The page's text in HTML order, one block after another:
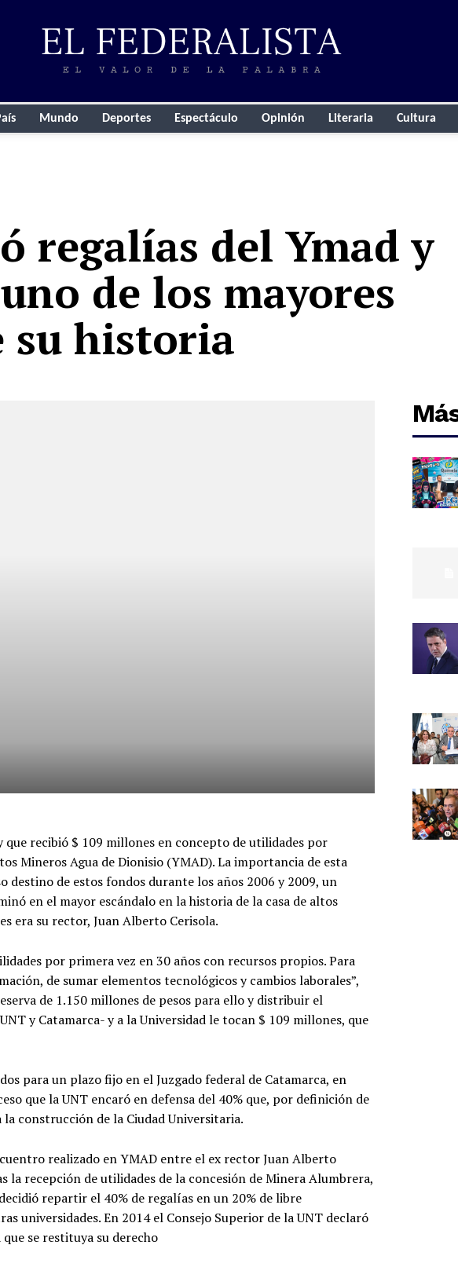
Mundo Deportes Espectáculo Opinión Literaria Cultura
regalías del Ymad y
de los mayores
su historia
recibió $ 109 millones en concepto de utilidades por
Mineros Agua de Dionisio (YMAD). La importancia de esta
de estos fondos durante los años 2006 y 2009, un
en el mayor escándalo en la historia de la casa de altos
era su rector, Juan Alberto Cerisola.
por primera vez en 30 años con recursos propios. Para
de sumar elementos tecnológicos y cambios laborales”,
de 1.150 millones de pesos para ello y distribuir el
y Catamarca- y a la Universidad le tocan $ 109 millones, que
para un plazo fijo en el Juzgado federal de Catamarca, en
que la UNT encaró en defensa del 40% que, por definición de
construcción de la Ciudad Universitaria.
realizado en YMAD entre el ex rector Juan Alberto
la recepción de utilidades de la concesión de Minera Alumbrera,
repartir el 40% de regalías en un 20% de libre
universidades. En 2014 el Consejo Superior de la UNT declaró
se restituya su derecho